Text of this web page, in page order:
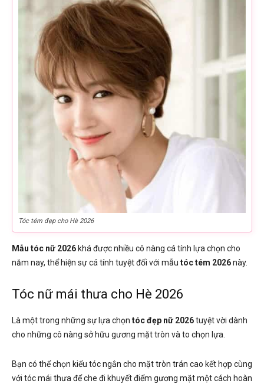
Tóc tém đẹp cho Hè 2026
Mẫu tóc nữ 2026 khá được nhiều cô nàng cá tính lựa chọn cho
năm nay, thể hiện sự cá tính tuyệt đối với mẫu tóc tém 2026này.
Tóc nữ mái thưa cho Hè 2026
Là một trong những sự lựa chọn tóc đẹp nữ 2026tuyệt vời dành
cho những cô nàng sở hữu gương mặt tròn và to chọn lựa.
Bạn có thể chọn kiểu tóc ngắn cho mặt tròn trán cao kết hợp cùng
với tóc mái thưa để che đi khuyết điểm gương mặt một cách hoàn